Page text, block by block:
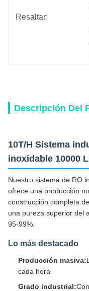
Resaltar:
Descripción Del
10T/H Sistema
inoxidable 10000
Nuestro sistema de RO
ofrece una producción
construcción completa
una pureza superior del
95-99%.
Lo más destacado
Producción masiva:
cada hora
Grado industrial: